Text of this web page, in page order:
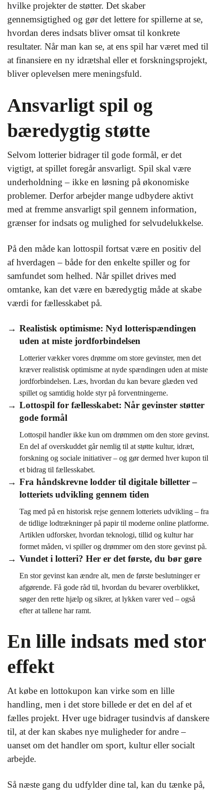
hvilke projekter de støtter. Det skaber
gennemsigtighed og gør det lettere for spillerne at se,
hvordan deres indsats bliver omsat til konkrete
resultater. Når man kan se, at ens spil har været med til
at finansiere en ny idrætshal eller et forskningsprojekt,
bliver oplevelsen mere meningsfuld.
Ansvarligt spil og
bæredygtig støtte
Selvom lotterier bidrager til gode formål, er det
vigtigt, at spillet foregår ansvarligt. Spil skal være
underholdning – ikke en løsning på økonomiske
problemer. Derfor arbejder mange udbydere aktivt
med at fremme ansvarligt spil gennem information,
grænser for indsats og mulighed for selvudelukkelse.
På den måde kan lottospil fortsat være en positiv del
af hverdagen – både for den enkelte spiller og for
samfundet som helhed. Når spillet drives med
omtanke, kan det være en bæredygtig måde at skabe
værdi for fællesskabet på.
Realistisk optimisme: Nyd lotterispændingen
uden at miste jordforbindelsen
Lotterier vækker vores drømme om store gevinster, men det
kræver realistisk optimisme at nyde spændingen uden at miste
jordforbindelsen. Læs, hvordan du kan bevare glæden ved
spillet og samtidig holde styr på forventningerne.
Lottospil for fællesskabet: Når gevinster støtter
gode formål
Lottospil handler ikke kun om drømmen om den store gevinst.
En del af overskuddet går nemlig til at støtte kultur, idræt,
forskning og sociale initiativer – og gør dermed hver kupon til
et bidrag til fællesskabet.
Fra håndskrevne lodder til digitale billetter –
lotteriets udvikling gennem tiden
Tag med på en historisk rejse gennem lotteriets udvikling – fra
de tidlige lodtrækninger på papir til moderne online platforme.
Artiklen udforsker, hvordan teknologi, tillid og kultur har
formet måden, vi spiller og drømmer om den store gevinst på.
Vundet i lotteri? Her er det første, du bør gøre
En stor gevinst kan ændre alt, men de første beslutninger er
afgørende. Få gode råd til, hvordan du bevarer overblikket,
søger den rette hjælp og sikrer, at lykken varer ved – også
efter at tallene har ramt.
En lille indsats med stor
effekt
At købe en lottokupon kan virke som en lille
handling, men i det store billede er det en del af et
fælles projekt. Hver uge bidrager tusindvis af danskere
til, at der kan skabes nye muligheder for andre –
uanset om det handler om sport, kultur eller socialt
arbejde.
Så næste gang du udfylder dine tal, kan du tænke på,